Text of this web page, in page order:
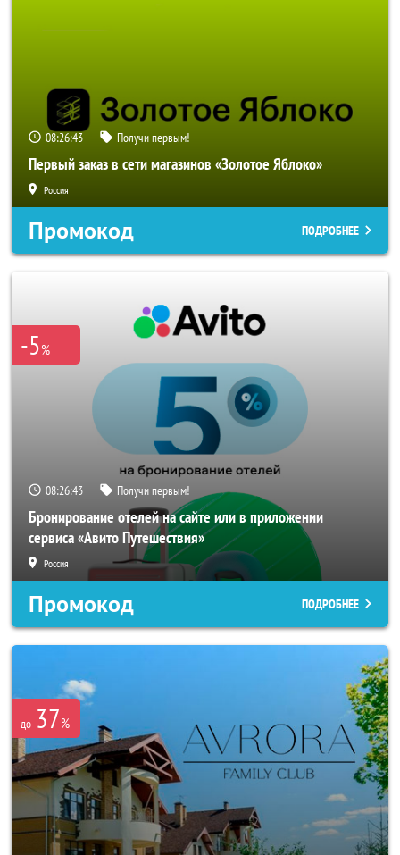
08:26:40 Получи первым!
Первый заказ в сети магазинов «Золотое Яблоко»
Россия
Промокод ПОДРОБНЕЕ
-5%
08:26:40 Получи первым!
Бронирование отелей на сайте или в приложении
сервиса «Авито Путешествия»
Россия
Промокод ПОДРОБНЕЕ
до 37%